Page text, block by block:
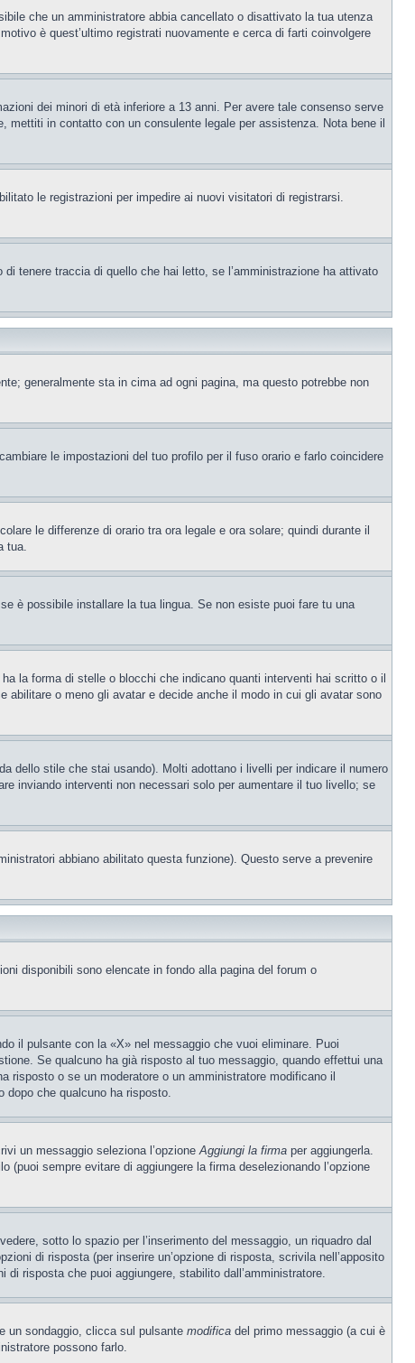
che un amministratore abbia cancellato o disattivato la tua utenza
è quest’ultimo registrati nuovamente e cerca di farti coinvolgere
dei minori di età inferiore a 13 anni. Per avere tale consenso serve
in contatto con un consulente legale per assistenza. Nota bene il
le registrazioni per impedire ai nuovi visitatori di registrarsi.
tenere traccia di quello che hai letto, se l’amministrazione ha attivato
generalmente sta in cima ad ogni pagina, ma questo potrebbe non
le impostazioni del tuo profilo per il fuso orario e farlo coincidere
le differenze di orario tra ora legale e ora solare; quindi durante il
tua.
è possibile installare la tua lingua. Se non esiste puoi fare tu una
la forma di stelle o blocchi che indicano quanti interventi hai scritto o il
abilitare o meno gli avatar e decide anche il modo in cui gli avatar sono
dello stile che stai usando). Molti adottano i livelli per indicare il numero
inviando interventi non necessari solo per aumentare il tuo livello; se
abbiano abilitato questa funzione). Questo serve a prevenire
disponibili sono elencate in fondo alla pagina del forum o
il pulsante con la «X» nel messaggio che vuoi eliminare. Puoi
Se qualcuno ha già risposto al tuo messaggio, quando effettui una
risposto o se un moderatore o un amministratore modificano il
dopo che qualcuno ha risposto.
un messaggio seleziona l’opzioneAggiungi la firma per aggiungerla.
(puoi sempre evitare di aggiungere la firma deselezionando l’opzione
sotto lo spazio per l’inserimento del messaggio, un riquadro dal
di risposta (per inserire un’opzione di risposta, scrivila nell’apposito
risposta che puoi aggiungere, stabilito dall’amministratore.
un sondaggio, clicca sul pulsante modifica del primo messaggio (a cui è
possono farlo.